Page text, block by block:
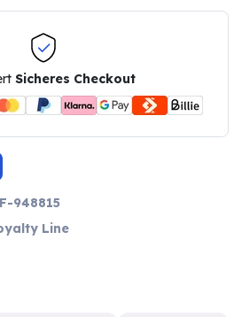
Sicheres Checkout
948815
Line